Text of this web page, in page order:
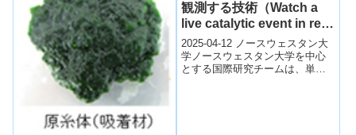
観測する技術（Watch a
live catalytic event in real
time）
2025-04-12 ノースウェスタン大
学ノースウェスタン大学を中心
とする国際研究チームは、単一